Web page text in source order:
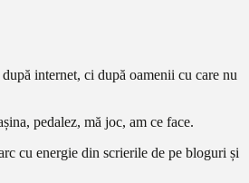
internet, ci după oamenii cu care nu
pedalez, mă joc, am ce face.
cu energie din scrierile de pe bloguri și